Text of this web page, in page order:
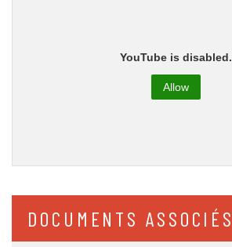
YouTube is disabled.
Allow
DOCUMENTS ASSOCIÉS